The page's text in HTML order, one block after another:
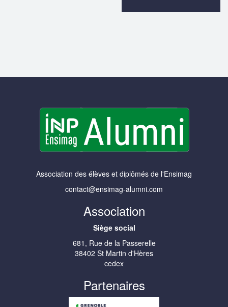
Association des élèves et diplômés de l'Ensimag
contact@ensimag-alumni.com
Association
Siège social
681, Rue de la Passerelle
38402 St Martin d'Hères
cedex
Partenaires